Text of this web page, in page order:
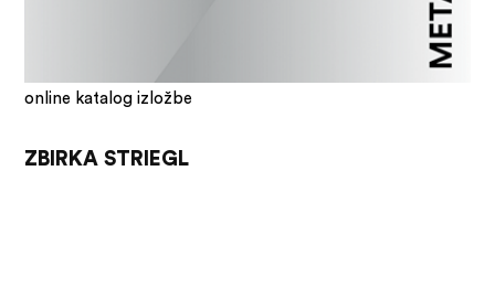
online katalog izložbe
ZBIRKA STRIEGL